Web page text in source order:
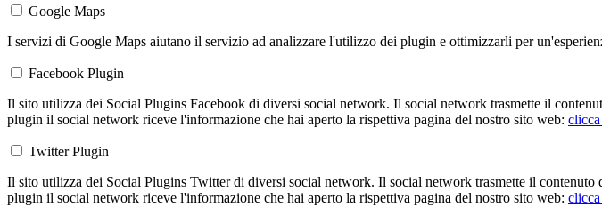
Google Maps
I servizi di Google Maps aiutano il servizio ad analizzare l'utilizzo dei plugin e ottimizzarli per
Facebook Plugin
Il sito utilizza dei Social Plugins Facebook di diversi social network. Il social network trasmette il
plugin il social network riceve l'informazione che hai aperto la rispettiva pagina del nostro sito web:
Twitter Plugin
Il sito utilizza dei Social Plugins Twitter di diversi social network. Il social network trasmette il
plugin il social network riceve l'informazione che hai aperto la rispettiva pagina del nostro sito web: